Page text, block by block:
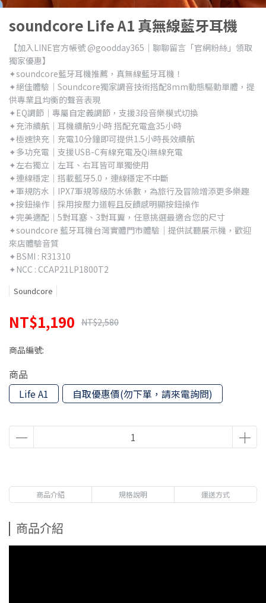
soundcore Life A1 真無線藍牙耳機
【加入LINE官方帳號 @goodday365｜聊聊留言「官網粉絲」領取
獨家優惠】
✦soundcore藍牙耳機推薦，真無線藍牙耳機！
✦絕佳體驗｜Soundcore獨家調音技術搭配8mm動態驅動單體，提
供專業且均衡的聲音表現
✦EQ調節｜專屬自定義調節，支援3段音樂模式切換
✦充沛續航｜耳機續航9小時 搭配充電盒35小時
✦極速快充｜充電10分鐘即可提供1.5小時長效續航
✦多功充電｜支援USB-C有線充電及Qi無線充電
✦左右獨立｜左耳、右耳皆可單獨使用
✦連線穩定｜搭載藍牙5.0，連線穩定不中斷
✦軍規防水｜IPX7軍規等級防水係數，為旅行及冒險增添更多樂趣
✦按鈕操作｜採用按壓力道輕且反饋感明顯按鈕操作
✦完美適配｜5對耳塞、3對耳翼，任意挑選最適合您的尺寸
✦soundcore 藍牙耳機台灣實體門市體驗｜提供試聽展示機，歡迎
來店體驗音質
✦BSMI : R31310
✦NCC : CCAP21LP1800T2
Soundcore
NT$1,190 NT$2,580
商品編號:
商品
Life A1
自取優惠價(勿下單，請來電詢問)
商品介紹 規格說明 運送方式
商品介紹